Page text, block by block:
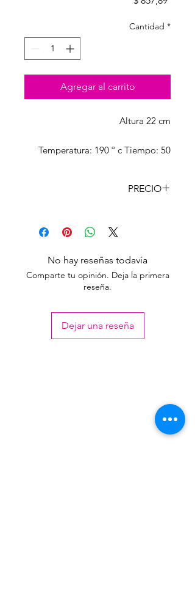
Cantidad *
Agregar al carrito
Altura 22 cm
Temperatura: 190 º c Tiempo: 50
PRECIO
LISTA
Unidad
$
709,00
857,89
No hay reseñas todavía
Comparte tu opinión. Deja la primera
reseña.
Dejar una reseña